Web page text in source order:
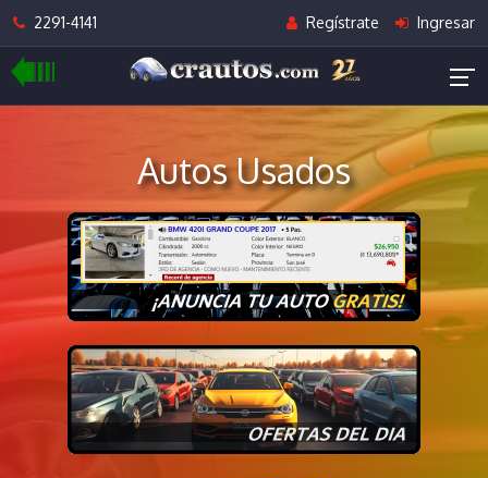
2291-4141 Regístrate Ingresar
Autos Usados